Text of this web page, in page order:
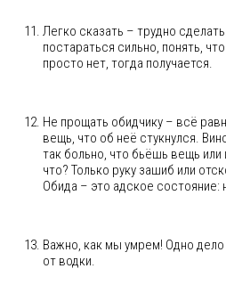
Легко сказать – трудно
постараться сильно, понять,
просто нет, тогда получается.
Не прощать обидчику – всё
вещь, что об неё стукнулся.
так больно, что бьёшь вещь
что? Только руку зашиб или
Обида – это адское состояние:
Важно, как мы умрем! Одно
от водки.